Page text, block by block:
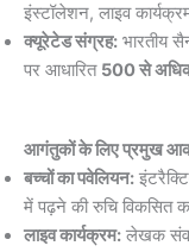
इंस्टॉलेशन, लाइव
क्यूरेटेड संग्रह: भारतीय
पर आधारित 500 से
आगंतुकों के लिए प्रमुख
बच्चों का पवेलियन:
में पढ़ने की रुचि विकसित
लाइव कार्यक्रम: लेखक